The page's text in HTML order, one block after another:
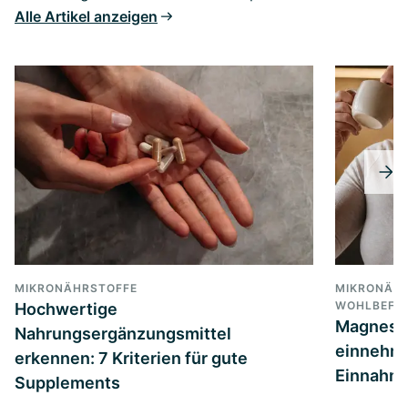
Alle Artikel anzeigen
MIKRONÄHRSTOFFE
Hochwertige
Nahrungsergänzungsmittel
erkennen: 7 Kriterien für gute
Supplements